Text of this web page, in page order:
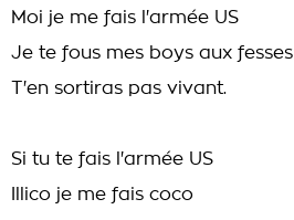
Moi je me fais l'armée US
Je te fous mes boys aux fesses
T'en sortiras pas vivant.
Si tu te fais l'armée US
Illico je me fais coco